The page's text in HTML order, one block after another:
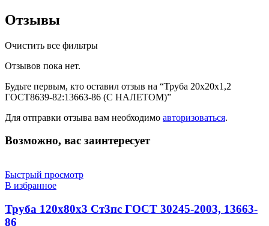
Отзывы
Очистить все фильтры
Отзывов пока нет.
Будьте первым, кто оставил отзыв на “Труба 20х20х1,2
ГОСТ8639-82:13663-86 (С НАЛЕТОМ)”
Для отправки отзыва вам необходимо авторизоваться.
Возможно, вас заинтересует
Быстрый просмотр
В избранное
Труба 120х80х3 Ст3пс ГОСТ 30245-2003, 13663-
86